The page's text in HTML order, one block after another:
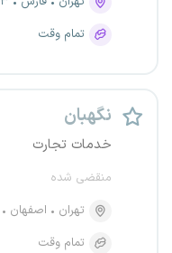
تمام وقت
نگهبان
خدمات تجارت
منقضی شده
تهران
اصفهان
تمام وقت